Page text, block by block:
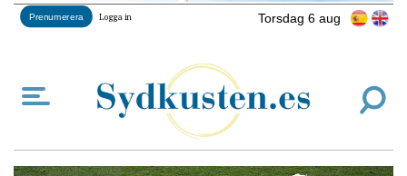
Torsdag 6 aug
Prenumerera Logga in